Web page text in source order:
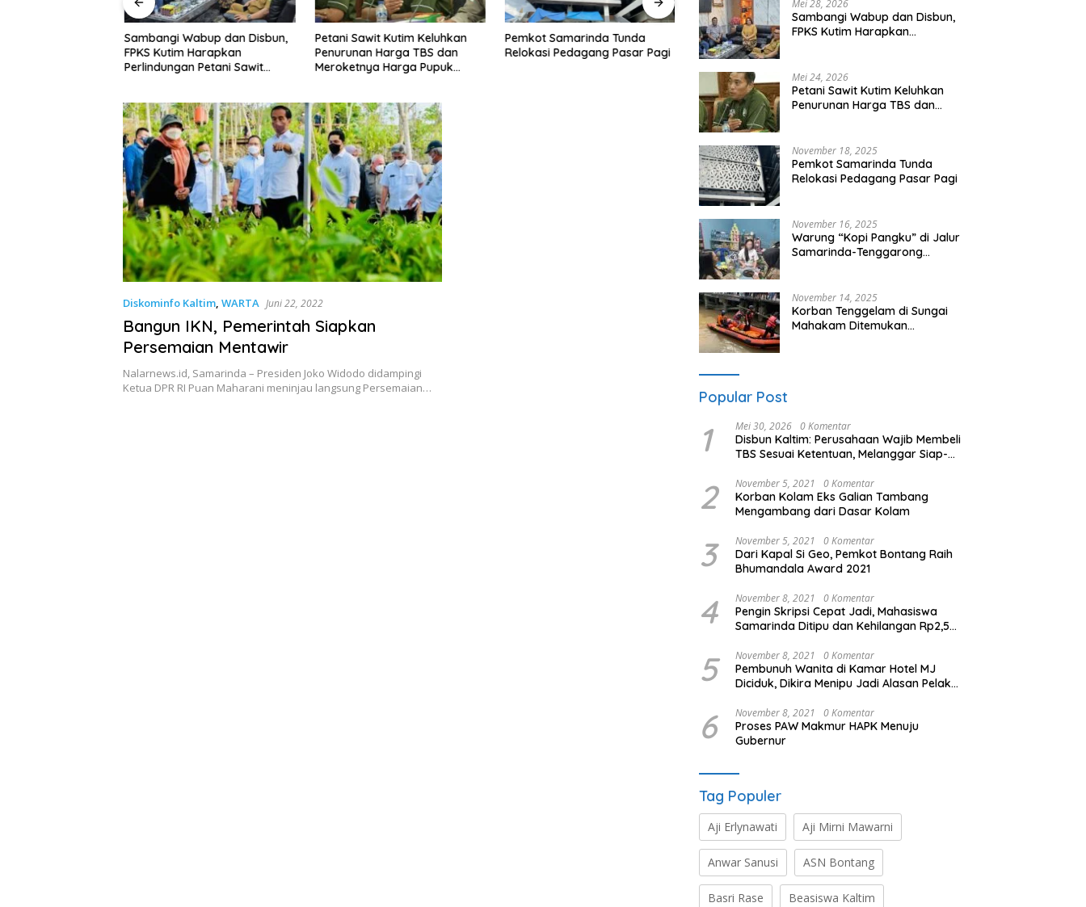
Sambangi Wabup dan Disbun,
FPKS Kutim Harapkan
Perlindungan Petani Sawit
Petani Sawit Kutim Keluhkan
Penurunan Harga TBS dan
Meroketnya Harga Pupuk
Pemkot Samarinda Tunda
Relokasi Pedagang Pasar Pagi
Warung “Kopi Pangku” di Jalur
Samarinda-Tenggarong
Korban Tenggelam di Sungai
Diskominfo Kaltim, WARTA Juni 22, 2022
Bangun IKN, Pemerintah Siapkan
Persemaian Mentawir
Nalarnews.id, Samarinda – Presiden Joko Widodo didampingi
Ketua DPR RI Puan Maharani meninjau langsung Persemaian…
Mei 28, 2026
Sambangi Wabup dan Disbun,
FPKS Kutim Harapkan
Mei 24, 2026
Petani Sawit Kutim Keluhkan
Penurunan Harga TBS dan
November 18, 2025
Pemkot Samarinda Tunda
Relokasi Pedagang Pasar Pagi
November 16, 2025
Warung “Kopi Pangku” di Jalur
Samarinda-Tenggarong
November 14, 2025
Korban Tenggelam di Sungai
Mahakam Ditemukan
Popular Post
1 Mei 30, 2026 0 Komentar
Disbun Kaltim: Perusahaan Wajib Membeli
TBS Sesuai Ketentuan, Melanggar Siap-
2 November 5, 2021 0 Komentar
Korban Kolam Eks Galian Tambang
Mengambang dari Dasar Kolam
3 November 5, 2021 0 Komentar
Dari Kapal Si Geo, Pemkot Bontang Raih
Bhumandala Award 2021
4 November 8, 2021 0 Komentar
Pengin Skripsi Cepat Jadi, Mahasiswa
Samarinda Ditipu dan Kehilangan Rp2,5
5 November 8, 2021 0 Komentar
Pembunuh Wanita di Kamar Hotel MJ
Diciduk, Dikira Menipu Jadi Alasan Pelaku
6 November 8, 2021 0 Komentar
Proses PAW Makmur HAPK Menuju
Gubernur
Tag Populer
Aji Erlynawati Aji Mirni Mawarni
Anwar Sanusi ASN Bontang
Basri Rase Beasiswa Kaltim